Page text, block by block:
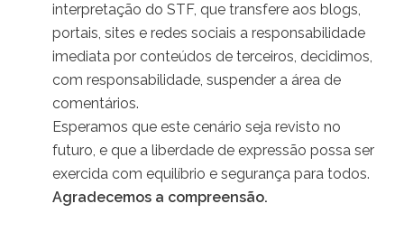
interpretação do STF, que transfere aos blogs,
portais, sites e redes sociais a responsabilidade
imediata por conteúdos de terceiros, decidimos,
com responsabilidade, suspender a área de
comentários.
Esperamos que este cenário seja revisto no
futuro, e que a liberdade de expressão possa ser
exercida com equilíbrio e segurança para todos.
Agradecemos a compreensão.